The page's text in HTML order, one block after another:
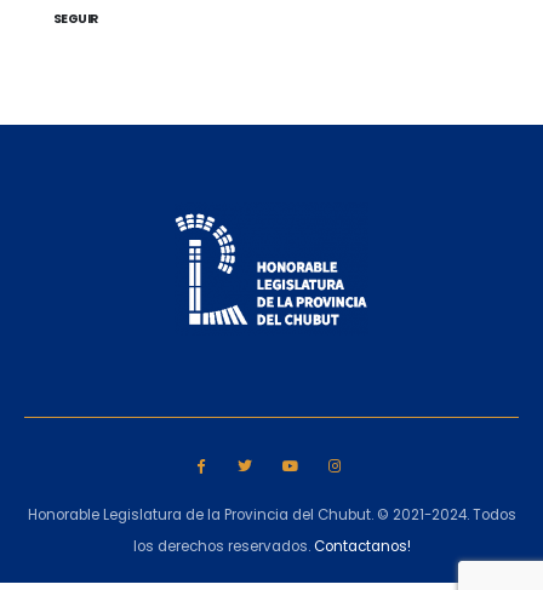
SEGUIR
Honorable Legislatura de la Provincia del Chubut. © 2021-2024. Todos
los derechos reservados.Contactanos!